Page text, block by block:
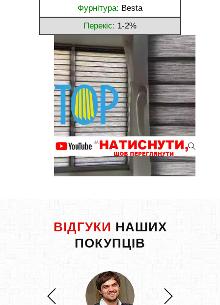
Фурнітура: Besta
Перекіс: 1-2%
ВІДГУКИ НАШИХ
ПОКУПЦІВ